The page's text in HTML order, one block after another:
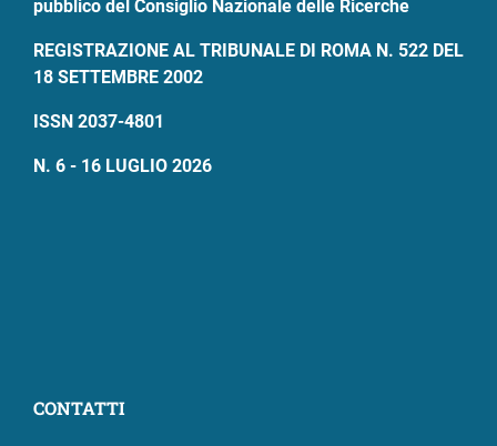
pubblico del Consiglio Nazionale delle Ricerche
REGISTRAZIONE AL TRIBUNALE DI ROMA N. 522 DEL
18 SETTEMBRE 2002
ISSN 2037-4801
N. 6 - 16 LUGLIO 2026
CONTATTI